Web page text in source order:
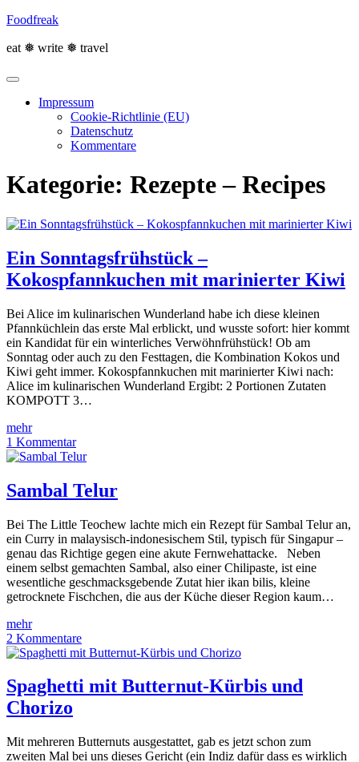
Skip
content
Foodfreak
eat ❅ write ❅ travel
Impressum
Cookie-Richtlinie (EU)
Datenschutz
Kommentare
Kategorie: Rezepte – Recipes
Ein Sonntagsfrühstück –
Kokospfannkuchen mit marinierter Kiwi
Bei Alice im kulinarischen Wunderland habe ich diese kleinen
Pfannküchlein das erste Mal erblickt, und wusste sofort: hier kommt
ein Kandidat für ein winterliches Verwöhnfrühstück! Ob am
Sonntag oder auch zu den Festtagen, die Kombination Kokos und
Kiwi geht immer. Kokospfannkuchen mit marinierter Kiwi nach:
Alice im kulinarischen Wunderland Ergibt: 2 Portionen Zutaten
KOMPOTT 3…
mehr
1 Kommentar
Sambal Telur
Bei The Little Teochew lachte mich ein Rezept für Sambal Telur an,
ein Curry in malaysisch-indonesischem Stil, typisch für Singapur –
genau das Richtige gegen eine akute Fernwehattacke. Neben
einem selbst gemachten Sambal, also einer Chilipaste, ist eine
wesentliche geschmacksgebende Zutat hier ikan bilis, kleine
getrocknete Fischchen, die aus der Küche dieser Region kaum…
mehr
2 Kommentare
Spaghetti mit Butternut-Kürbis und
Chorizo
Mit mehreren Butternuts ausgestattet, gab es jetzt schon zum
zweiten Mal bei uns dieses Gericht (ein Indiz dafür dass es wirklich